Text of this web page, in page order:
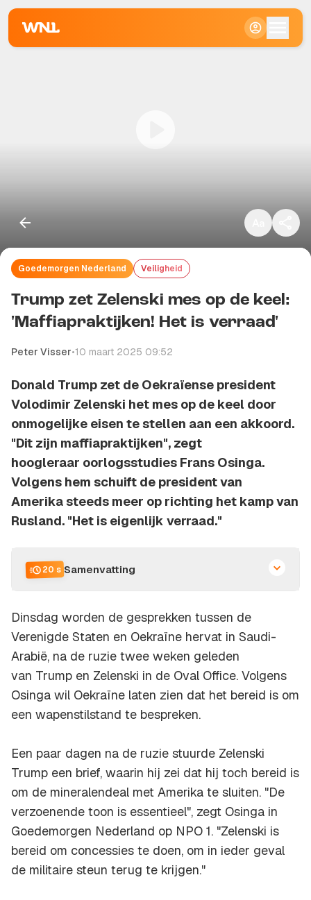
Goedemorgen Nederland Veiligheid
Trump zet Zelenski mes op de keel:
'Maffiapraktijken! Het is verraad'
Peter Visser•10 maart 2025 09:52
Donald Trump zet de Oekraïense president
Volodimir Zelenski het mes op de keel door
onmogelijke eisen te stellen aan een akkoord.
"Dit zijn maffiapraktijken", zegt
hoogleraar oorlogsstudies Frans Osinga.
Volgens hem schuift de president van
Amerika steeds meer op richting het kamp van
Rusland. "Het is eigenlijk verraad."
20 s Samenvatting
Dinsdag worden de gesprekken tussen de
Verenigde Staten en Oekraïne hervat in Saudi-
Arabië, na de ruzie twee weken geleden
van Trump en Zelenski in de Oval Office. Volgens
Osinga wil Oekraïne laten zien dat het bereid is om
een wapenstilstand te bespreken.
Een paar dagen na de ruzie stuurde Zelenski
Trump een brief, waarin hij zei dat hij toch bereid is
om de mineralendeal met Amerika te sluiten. "De
verzoenende toon is essentieel", zegt Osinga in
Goedemorgen Nederland op NPO 1. "Zelenski is
bereid om concessies te doen, om in ieder geval
de militaire steun terug te krijgen."